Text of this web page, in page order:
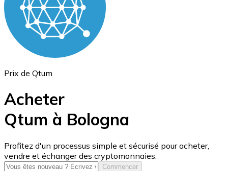
ETH
USD Coin
USDC
Prix de Qtum
Acheter
Qtum à Bologna
Profitez d'un processus simple et sécurisé pour acheter,
vendre et échanger des cryptomonnaies.
Commencer